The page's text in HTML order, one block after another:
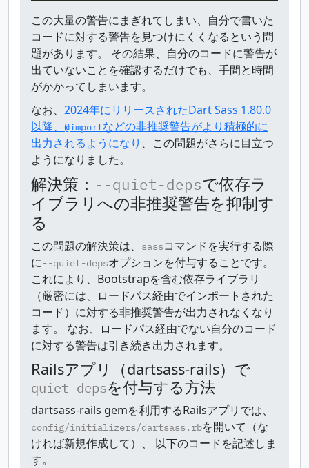
この大量の警告にまぎれてしまい、自分で書いた
コードに対する警告を見つけにくくなるという問
題があります。 その結果、自分のコードに警告が
出ていないことを確認するだけでも、手間と時間
がかかってしまいます。
なお、 2024年にリリースされたDart Sass 1.80.0
以降、
@importなどの非推奨警告がより積極的に
出力されるようになり 、この問題がさらに目立つ
ようになりました。
解決策： --quiet-depsで依存ラ
イブラリへの非推奨警告を抑制す
る
この問題の解決策は、 sassコマンドを実行する際
に--quiet-depsオプションを付与することです。
これにより、Bootstrapを含む依存ライブラリ
（厳密には、ロードパス経由でインポートされた
コード）に対する非推奨警告が出力されなくなり
ます。 なお、ロードパス経由でない自分のコード
に対する警告は引き続き出力されます。
Railsアプリ（dartsass-rails）で--
quiet-depsを付与する方法
dartsass-rails gemを利用するRailsアプリでは、
config/initializers/dartsass.rbを開いて（な
ければ新規作成して）、 以下のコードを記述しま
す。